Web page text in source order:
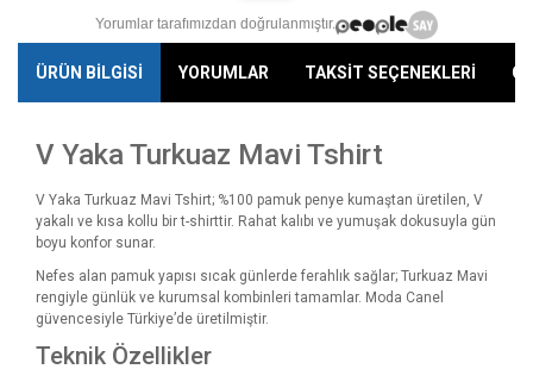
Yorumlar tarafımızdan doğrulanmıştır.
ÜRÜN BİLGİSİ YORUMLAR TAKSİT SEÇENEKLERİ
V Yaka Turkuaz Mavi Tshirt
V Yaka Turkuaz Mavi Tshirt; %100 pamuk penye kumaştan üretilen, V
yakalı ve kısa kollu bir t-shirttir. Rahat kalıbı ve yumuşak dokusuyla gün
boyu konfor sunar.
Nefes alan pamuk yapısı sıcak günlerde ferahlık sağlar; Turkuaz Mavi
rengiyle günlük ve kurumsal kombinleri tamamlar. Moda Canel
güvencesiyle Türkiye’de üretilmiştir.
Teknik Özellikler